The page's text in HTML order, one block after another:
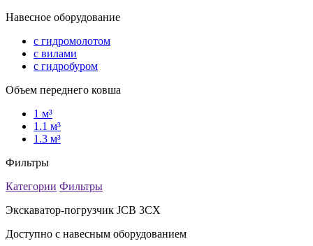
Навесное оборудование
с гидромолотом
с вилами
с гидробуром
Объем переднего ковша
1 м³
1.1 м³
1.3 м³
Фильтры
Категории Фильтры
Экскаватор-погрузчик JCB 3CX
Доступно с навесным оборудованием